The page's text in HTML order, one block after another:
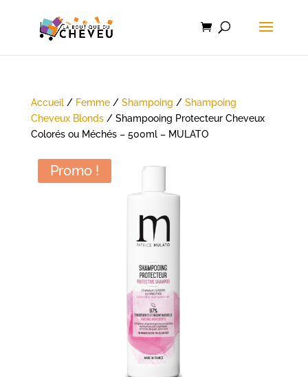
Accueil/ Femme/ Shampoing / Shampoing
Cheveux Blonds/ Shampooing Protecteur Cheveux
Colorés ou Méchés – 500ml – MULATO
Promo !